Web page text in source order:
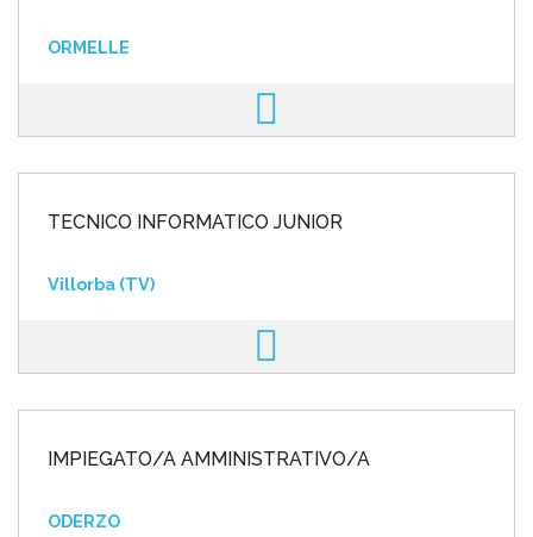
ORMELLE
TECNICO INFORMATICO JUNIOR
Villorba (TV)
IMPIEGATO/A AMMINISTRATIVO/A
ODERZO